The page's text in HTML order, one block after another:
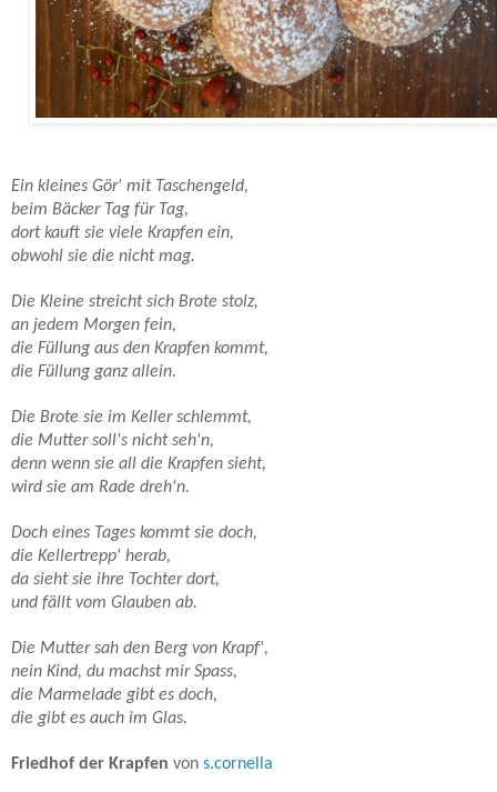
Ein kleines Gör' mit Taschengeld,
beim Bäcker Tag für Tag,
dort kauft sie viele Krapfen ein,
obwohl sie die nicht mag.
Die Kleine streicht sich Brote stolz,
an jedem Morgen fein,
die Füllung aus den Krapfen kommt,
die Füllung ganz allein.
Die Brote sie im Keller schlemmt,
die Mutter soll's nicht seh'n,
denn wenn sie all die Krapfen sieht,
wird sie am Rade dreh'n.
Doch eines Tages kommt sie doch,
die Kellertrepp' herab,
da sieht sie ihre Tochter dort,
und fällt vom Glauben ab.
Die Mutter sah den Berg von Krapf',
nein Kind, du machst mir Spass,
die Marmelade gibt es doch,
die gibt es auch im Glas.
Friedhof der Krapfen von s.cornella